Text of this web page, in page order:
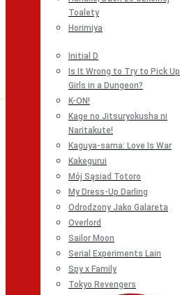
Toalety
Horimiya
Initial D
Is It Wrong to Try to Pick Up
Girls in a Dungeon?
K-ON!
Kage no Jitsuryokusha ni
Naritakute!
Kaguya-sama: Love Is War
Kakegurui
Mój Sąsiad Totoro
My Dress-Up Darling
Odrodzony Jako Galareta
Overlord
Sailor Moon
Serial Experiments Lain
Spy x Family
Tokyo Revengers